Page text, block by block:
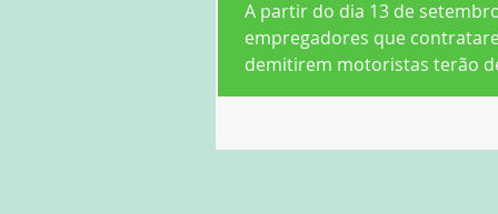
A partir do dia 13 de
empregadores que
demitirem motoristas terão
ao Cadastro Geral de